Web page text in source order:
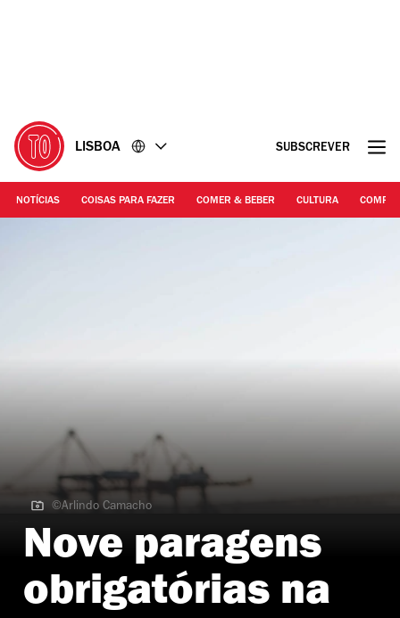
LISBOA SUBSCREVER
NOTÍCIAS COISAS PARA FAZER COMER & BEBER CULTURA
©Arlindo Camacho
©Arlindo Camacho
Nove paragens
obrigatórias na